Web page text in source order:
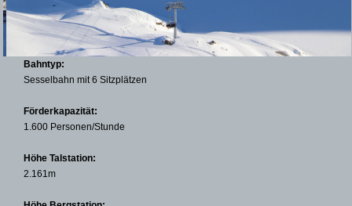
Bahntyp:
Sesselbahn mit 6 Sitzplätzen
Förderkapazität:
1.600 Personen/Stunde
Höhe Talstation:
2.161m